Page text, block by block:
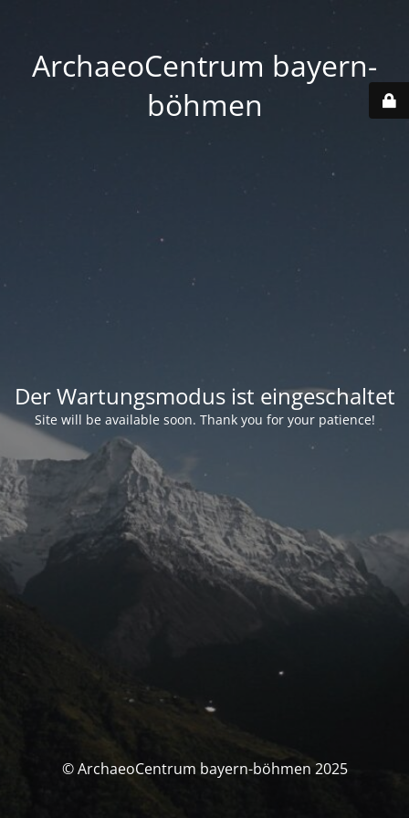
ArchaeoCentrum bayern-
böhmen
Der Wartungsmodus ist eingeschaltet
Site will be available soon. Thank you for your patience!
© ArchaeoCentrum bayern-böhmen 2025